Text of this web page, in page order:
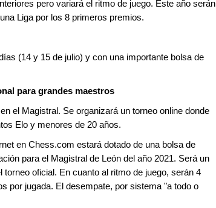
pero variará el ritmo de juego. Este año serán
Liga por los 8 primeros premios.
(14 y 15 de julio) y con una importante bolsa de
para grandes maestros
el Magistral. Se organizará un torneo online donde
Elo y menores de 20 años.
en Chess.com estará dotado de una bolsa de
para el Magistral de León del año 2021. Será un
oficial. En cuanto al ritmo de juego, serán 4
por jugada. El desempate, por sistema "a todo o